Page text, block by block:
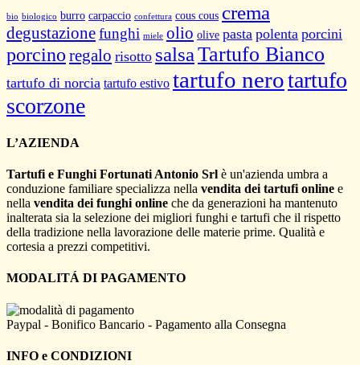
bio biologico burro carpaccio confettura cous cous crema
degustazionefunghi miele olio olive pasta polenta porcini
porcino regalo risotto salsaTartufo Bianco
tartufo di norcia tartufo estivo tartufo nerotartufo
scorzone
L’AZIENDA
Tartufi e Funghi Fortunati Antonio Srl è un'azienda umbra a
conduzione familiare specializza nella vendita dei tartufi online e
nella vendita dei funghi online che da generazioni ha mantenuto
inalterata sia la selezione dei migliori funghi e tartufi che il rispetto
della tradizione nella lavorazione delle materie prime. Qualità e
cortesia a prezzi competitivi.
MODALITÁ DI PAGAMENTO
Paypal - Bonifico Bancario - Pagamento alla Consegna
INFO e CONDIZIONI